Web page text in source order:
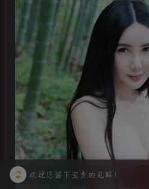
欢迎您留下宝贵的见解！